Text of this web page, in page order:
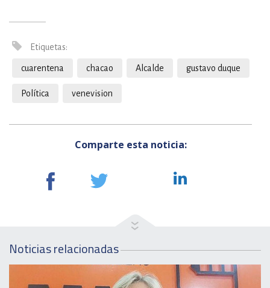
Etiquetas:
cuarentena chacao Alcalde gustavo duque
Política venevision
Comparte esta noticia:
Noticias relacionadas